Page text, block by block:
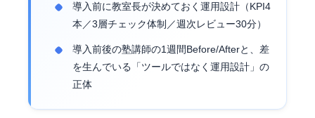
導入前に教室長が決めておく運用設計（KPI4
本／3層チェック体制／週次レビュー30分）
導入前後の塾講師の1週間Before/Afterと、差
を生んでいる「ツールではなく運用設計」の
正体